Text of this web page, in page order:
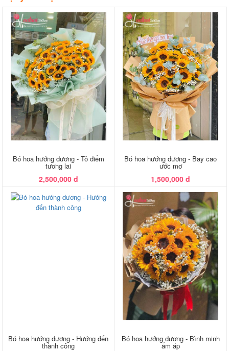
Bó hoa hướng dương - Tô điểm
tương lai
2,500,000 đ
Bó hoa hướng dương - Bay cao
ước mơ
1,500,000 đ
Bó hoa hướng dương - Hướng đến
thành công
Bó hoa hướng dương - Bình minh
ấm áp